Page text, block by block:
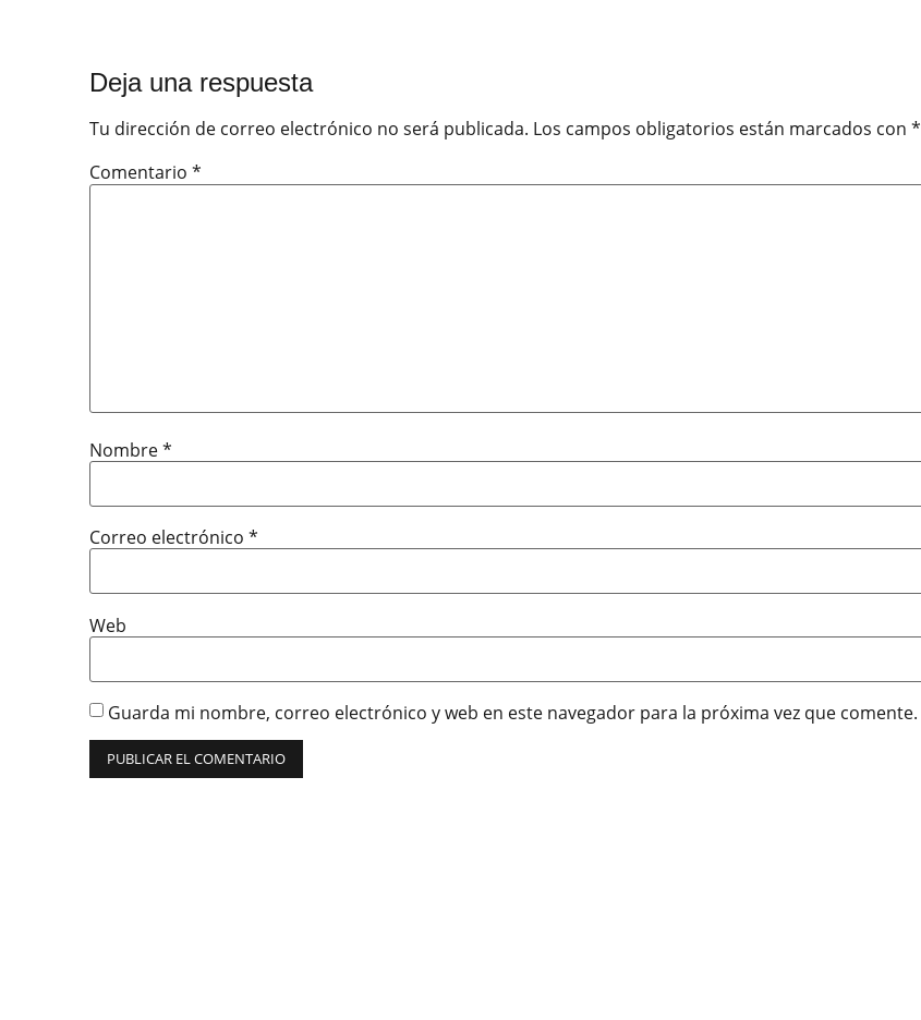
Deja una respuesta
Tu dirección de correo electrónico no será publicada. Los campos obligatorios están marcados con *
Comentario *
Nombre*
Correo electrónico *
Web
Guarda mi nombre, correo electrónico y web en este navegador para la próxima vez que comente.